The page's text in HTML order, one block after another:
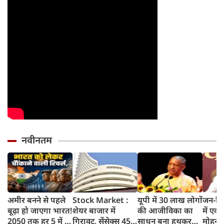
नवीनतम
अमीर बनने से पहले
बूढ़ा हो जाएगा भारत!
2050 तक हर 5 में 1
Stock Market :
शेयर बाजार में
गिरावट, सेंसेक्स 455
यूपी में 30 लाख लोगों
की आजीविका का
साधन बना हथकरघा-
जन-
में
मोहन